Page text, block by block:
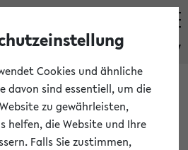
eKVV
Cookies und ähnliche
davon sind essentiell, um die
zu gewährleisten,
helfen, die Website und Ihre
Falls Sie zustimmen,